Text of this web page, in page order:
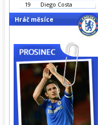
19
Diego Costa
Hráč měsíce